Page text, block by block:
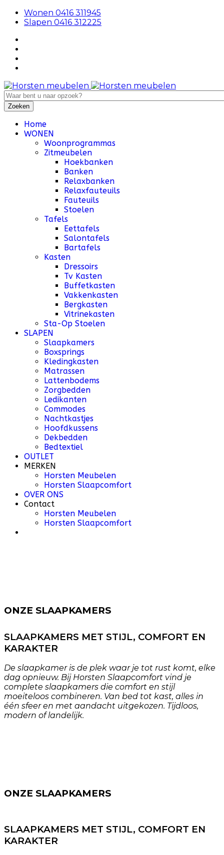
Wonen 0416 311945
Slapen 0416 312225
Home
WONEN
Woonprogrammas
Zitmeubelen
Hoekbanken
Banken
Relaxbanken
Relaxfauteuils
Fauteuils
Stoelen
Tafels
Eettafels
Salontafels
Bartafels
Kasten
Dressoirs
Tv Kasten
Buffetkasten
Vakkenkasten
Bergkasten
Vitrinekasten
Sta-Op Stoelen
SLAPEN
Slaapkamers
Boxsprings
Kledingkasten
Matrassen
Lattenbodems
Zorgbedden
Ledikanten
Commodes
Nachtkastjes
Hoofdkussens
Dekbedden
Bedtextiel
OUTLET
MERKEN
Horsten Meubelen
Horsten Slaapcomfort
OVER ONS
Contact
Horsten Meubelen
Horsten Slaapcomfort
ONZE SLAAPKAMERS
SLAAPKAMERS MET STIJL, COMFORT EN
KARAKTER
De slaapkamer is de plek waar je tot rust komt, elke
dag opnieuw. Bij Horsten Slaapcomfort vind je
complete slaapkamers die comfort en stijl
moeiteloos combineren. Van bed tot kast, alles in
één sfeer en met aandacht uitgekozen. Tijdloos,
modern of landelijk.
ONZE SLAAPKAMERS
SLAAPKAMERS MET STIJL, COMFORT EN
KARAKTER